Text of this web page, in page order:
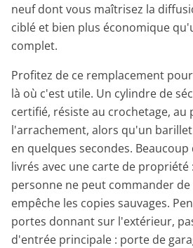
neuf dont vous maîtrisez la
ciblé et bien plus économique
complet.
Profitez de ce remplacement
là où c'est utile. Un cylindre de
certifié, résiste au crochetage, au
l'arrachement, alors qu'un
en quelques secondes.
livrés avec une carte de propriété
personne ne peut commander de
empêche les copies sauvages.
portes donnant sur l'extérieur,
d'entrée principale : porte de